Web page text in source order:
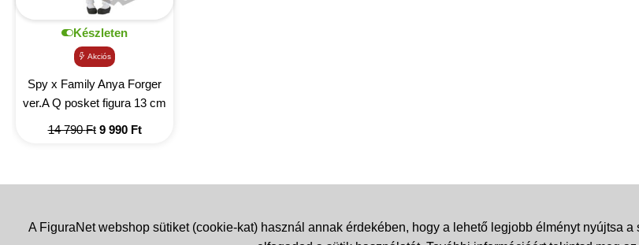
Készleten
Akciós
Spy x Family Anya Forger
ver.A Q posket figura 13 cm
14 790Ft Original
14
9 990 FtCurrent
9
A FiguraNet webshop sütiket (cookie-kat) használ annak érdekében, hogy a lehető legjobb élményt nyújtsa